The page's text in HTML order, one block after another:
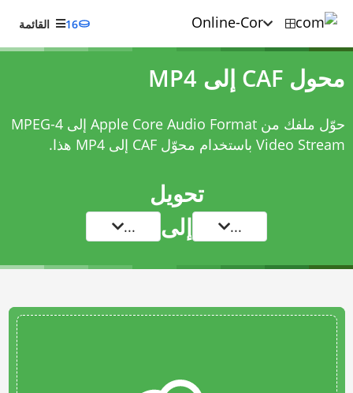
16 القائمة
محول CAF إلى MP4
حوّل ملفك من Apple Core Audio Format إلى MPEG-4
Video Stream باستخدام
محوّل CAF إلى MP4 هذا.
تحويل
... إلى ...